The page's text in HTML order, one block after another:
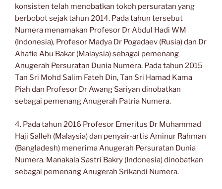
konsisten telah menobatkan tokoh persuratan yang
berbobot sejak tahun 2014. Pada tahun tersebut
Numera menamakan Profesor Dr Abdul Hadi WM
(Indonesia), Profesor Madya Dr Pogadaev (Rusia) dan Dr
Ahafie Abu Bakar (Malaysia) sebagai pemenang
Anugerah Persuratan Dunia Numera. Pada tahun 2015
Tan Sri Mohd Salim Fateh Din, Tan Sri Hamad Kama
Piah dan Profesor Dr Awang Sariyan dinobatkan
sebagai pemenang Anugerah Patria Numera.
4. Pada tahun 2016 Profesor Emeritus Dr Muhammad
Haji Salleh (Malaysia) dan penyair-artis Aminur Rahman
(Bangladesh) menerima Anugerah Persuratan Dunia
Numera. Manakala Sastri Bakry (Indonesia) dinobatkan
sebagai pemenang Anugerah Srikandi Numera.